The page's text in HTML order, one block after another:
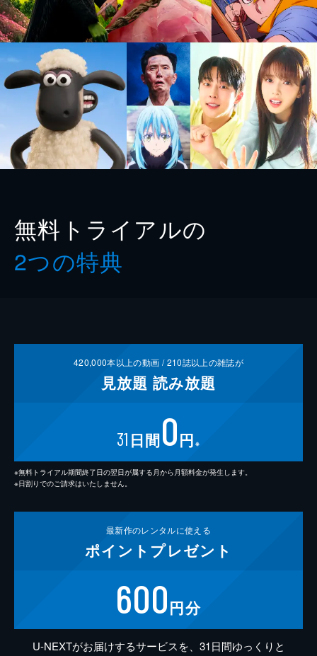
無料トライアルの
2つの特典
420,000本以上の動画 /210誌以上の雑誌が
見放題 読み放題
31 日間0円 ※
※無料トライアル期間終了日の翌日が属する月から月額料金が発生します。
※日割りでのご請求はいたしません。
最新作のレンタルに使える
ポイント プレゼント
600円分
U-NEXTがお届けするサービスを、31日間ゆっくりと